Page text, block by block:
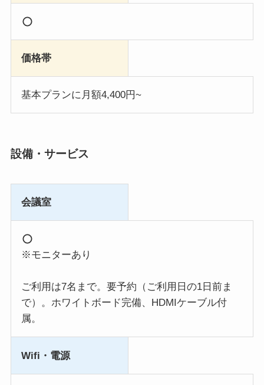
価格帯
基本プランに月額4,400円~
設備・サービス
会議室
※モニターあり
ご利用は7名まで。要予約（ご利用日の1日前ま
で）。ホワイトボード完備、HDMIケーブル付
属。
Wifi・電源